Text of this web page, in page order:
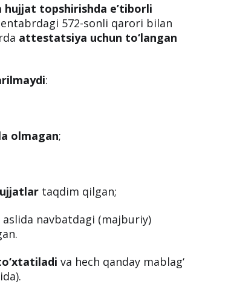
topshirishda e’tiborli
572-sonli qarori bilan
attestatsiya uchun to‘langan
:
olmagan;
taqdim qilgan;
navbatdagi (majburiy)
va hech qanday mablag‘